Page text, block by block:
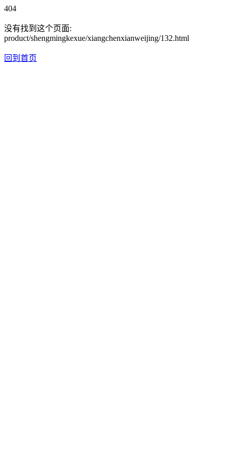
404
没有找到这个页面:
product/shengmingkexue/xiangchenxianweijing/132.html
回到首页